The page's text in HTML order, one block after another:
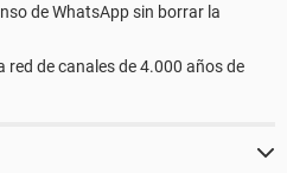
de WhatsApp sin borrar la
de canales de 4.000 años de